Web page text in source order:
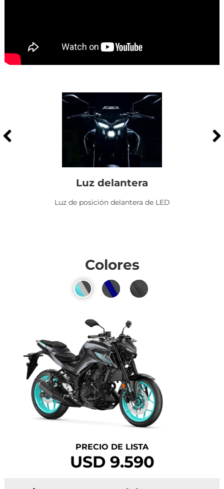
Luz delantera
Luz de posición delantera de LED
Colores
PRECIO DE LISTA
USD 9.590